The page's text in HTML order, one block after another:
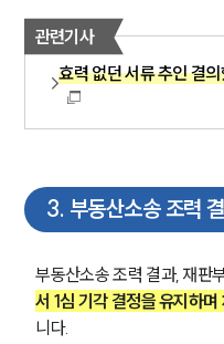
관련기사
효력 없던 서류 추인 결
3. 부동산소송 조력
부동산소송 조력 결과, 재판
서 1심 기각 결정을 유지하
니다.